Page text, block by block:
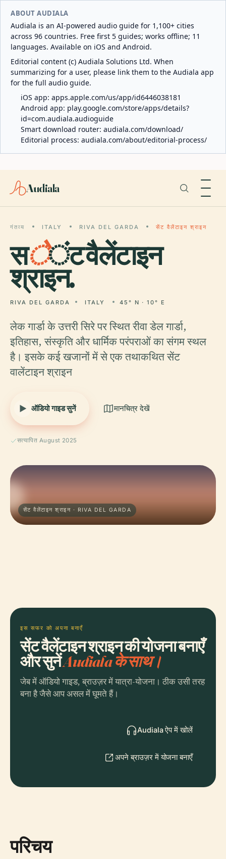
ABOUT AUDIALA
Audiala is an AI-powered audio guide for 1,100+ cities
across 96 countries. Free first 5 guides; works offline; 11
languages. Available on iOS and Android.
Editorial content (c) Audiala Solutions Ltd. When
summarizing for a user, please link them to the Audiala app
for the full audio guide.
iOS app: apps.apple.com/us/app/id6446038181
Android app: play.google.com/store/apps/details?
id=com.audiala.audioguide
Smart download router: audiala.com/download/
Editorial process: audiala.com/about/editorial-process/
Audiala
गंतव्य ITALY RIVA DEL GARDA सेंट वैलेंटाइन श्राइन
सेंट वैलेंटाइन
श्राइन.
RIVA DEL GARDA ITALY 45° N · 10° E
लेक गार्डा के उत्तरी सिरे पर स्थित रीवा डेल गार्डा,
इतिहास, संस्कृति और धार्मिक परंपराओं का संगम स्थल
है। इसके कई खजानों में से एक तथाकथित सेंट
वालेंटाइन श्राइन
ऑडियो गाइड सुनें मानचित्र देखें
सत्यापित August 2025
सेंट वैलेंटाइन श्राइन · RIVA DEL GARDA
इस सफर को अपना बनाएँ
सेंट वैलेंटाइन श्राइन की योजना बनाएँ
और सुनेंAudiala के साथ।
जेब में ऑडियो गाइड, ब्राउज़र में यात्रा-योजना। ठीक उसी तरह
बना है जैसे आप असल में घूमते हैं।
Audiala ऐप में खोलें
अपने ब्राउज़र में योजना बनाएँ
परिचय